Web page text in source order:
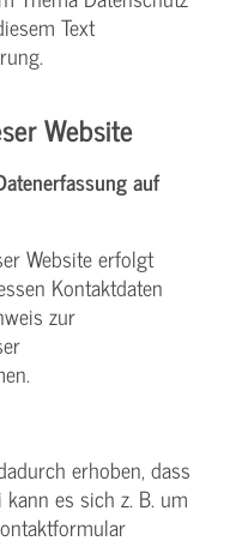
Text
Website
auf
Website erfolgt
Kontaktdaten
zur
erhoben, dass
es sich z. B. um